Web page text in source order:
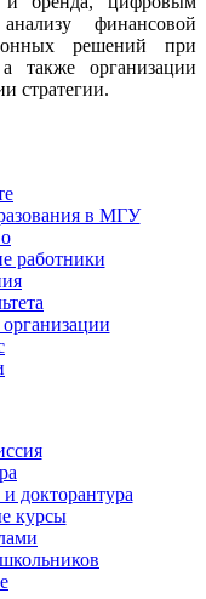
финансовой
решений при
также организации
стратегии.
в МГУ
работники
докторантура
курсы